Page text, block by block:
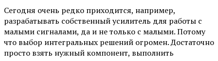
Сегодня очень редко приходится, например,
разрабатывать собственный усилитель для работы с
малыми сигналами, да и не только с малыми. Потому
что выбор интегральных решений огромен. Достаточно
просто взять нужный компонент, выполнить